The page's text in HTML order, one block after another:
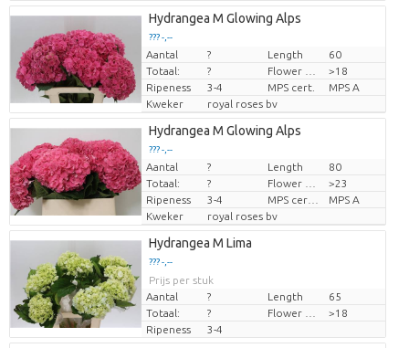
Hydrangea M Glowing Alps
??? -,--
Prijs per stuk
Aantal ? Length
60
Totaal:
?
>18
Ripeness
3-4 MPS cert.
MPS A
Kweker
royal roses bv
Hydrangea M Glowing Alps
??? -,--
Prijs per stuk
Aantal ? Length
80
Totaal:
?
>23
Ripeness
3-4
MPS A
Kweker
royal roses bv
Hydrangea M Lima
??? -,--
Prijs per stuk
Aantal
? Length
65
Totaal:
?
>18
Ripeness
3-4